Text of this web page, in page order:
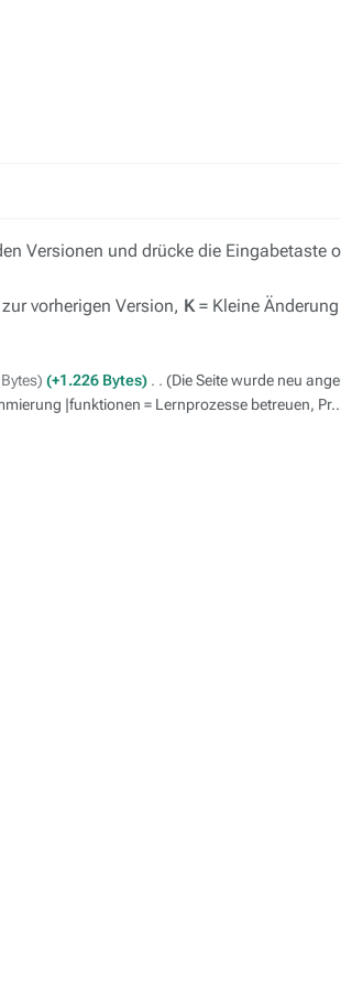
Versionen und drücke die Eingabetaste
vorherigen Version, K= Kleine Änderung
+1.226 Bytes
Die Seite wurde neu
|funktionen = Lernprozesse betreuen,